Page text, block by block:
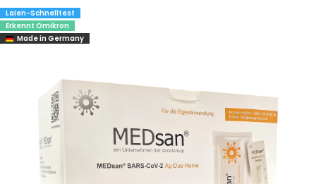
Laien-Schnelltest
Erkennt Omikron
Made in Germany